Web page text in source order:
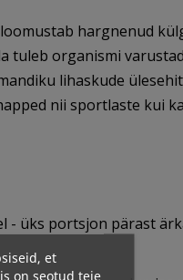
hargnenud
tuleb organismi
lihaskude
nii sportlaste kui
- üks portsjon pärast
et
on seotud teie